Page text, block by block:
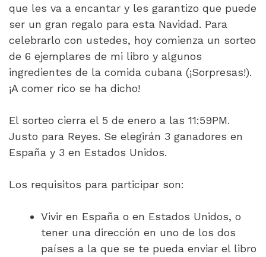
que les va a encantar y les garantizo que puede
ser un gran regalo para esta Navidad. Para
celebrarlo con ustedes, hoy comienza un sorteo
de 6 ejemplares de mi libro y algunos
ingredientes de la comida cubana (¡Sorpresas!).
¡A comer rico se ha dicho!
El sorteo cierra el 5 de enero a las 11:59PM.
Justo para Reyes. Se elegirán 3 ganadores en
España y 3 en Estados Unidos.
Los requisitos para participar son:
Vivir en España o en Estados Unidos, o
tener una dirección en uno de los dos
países a la que se te pueda enviar el libro